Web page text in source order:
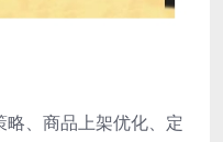
、商品上架优化、定